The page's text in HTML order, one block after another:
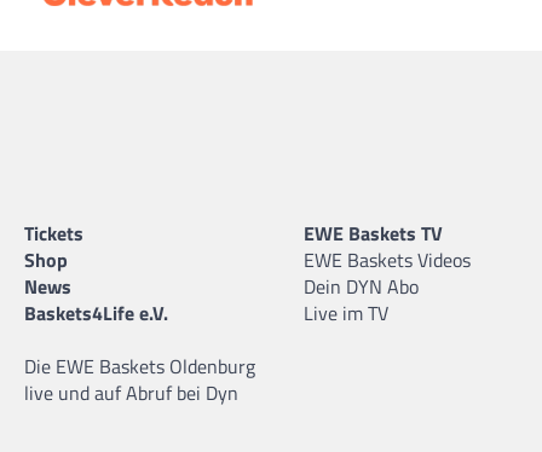
Tickets
Shop
News
Baskets4Life e.V.
Die EWE Baskets Oldenburg
live und auf Abruf bei Dyn
EWE Baskets TV
EWE Baskets Videos
Dein DYN Abo
Live im TV